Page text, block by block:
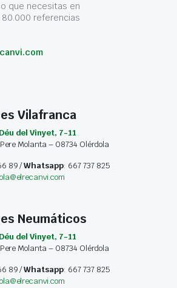
que necesitas en
referencias
Vilafranca
del Vinyet, 7-11
Molanta – 08734 Olérdola
89 /Whatsapp: 667 737 825
Neumáticos
del Vinyet, 7-11
Molanta – 08734 Olérdola
89 /Whatsapp: 667 737 825